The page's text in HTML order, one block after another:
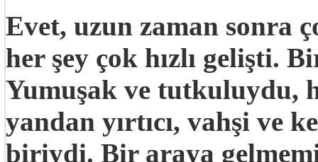
Evet, uzun zaman sonra
her şey çok hızlı gelişti.
Yumuşak ve tutkuluydu,
yandan yırtıcı, vahşi ve
biriydi. Bir araya